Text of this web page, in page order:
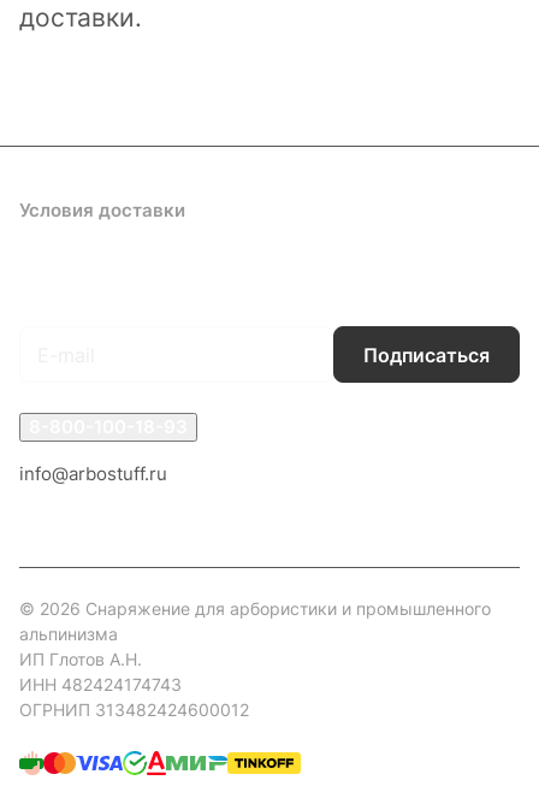
доставки.
Условия доставки
Подписаться
info@arbostuff.ru
© 2026 Снаряжение для арбористики и промышленного
альпинизма
ИП Глотов А.Н.
ИНН 482424174743
ОГРНИП 313482424600012